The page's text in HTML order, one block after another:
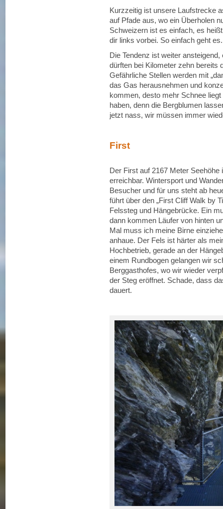
Kurzzeitig ist unsere Laufstrecke
auf Pfade aus, wo ein Überholen
Schweizern ist es einfach, es
dir links vorbei. So einfach geht es.
Die Tendenz ist weiter
dürften bei Kilometer zehn bereits
Gefährliche Stellen werden mit
das Gas herausnehmen und
kommen, desto mehr Schnee
haben, denn die Bergblumen
jetzt nass, wir müssen immer
First
Der First auf 2167 Meter
erreichbar. Wintersport und
Besucher und für uns steht ab
führt über den „First Cliff Walk by
Felssteg und Hängebrücke. Ein
dann kommen Läufer von hinten
Mal muss ich meine Birne
anhaue. Der Fels ist härter als
Hochbetrieb, gerade an der
einem Rundbogen gelangen wir
Berggasthofes, wo wir wieder
der Steg eröffnet. Schade, dass
dauert.